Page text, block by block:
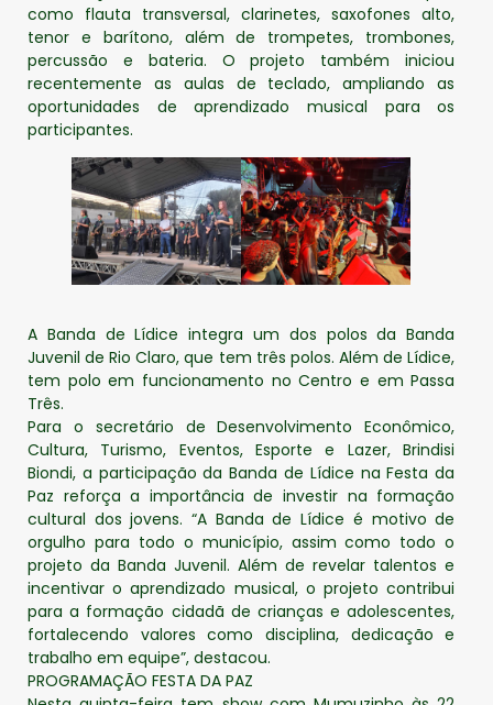
como flauta transversal, clarinetes, saxofones alto,
tenor e barítono, além de trompetes, trombones,
percussão e bateria. O projeto também iniciou
recentemente as aulas de teclado, ampliando as
oportunidades de aprendizado musical para os
participantes.
A Banda de Lídice integra um dos polos da Banda
Juvenil de Rio Claro, que tem três polos. Além de Lídice,
tem polo em funcionamento no Centro e em Passa
Três.
Para o secretário de Desenvolvimento Econômico,
Cultura, Turismo, Eventos, Esporte e Lazer, Brindisi
Biondi, a participação da Banda de Lídice na Festa da
Paz reforça a importância de investir na formação
cultural dos jovens. “A Banda de Lídice é motivo de
orgulho para todo o município, assim como todo o
projeto da Banda Juvenil. Além de revelar talentos e
incentivar o aprendizado musical, o projeto contribui
para a formação cidadã de crianças e adolescentes,
fortalecendo valores como disciplina, dedicação e
trabalho em equipe”, destacou.
PROGRAMAÇÃO FESTA DA PAZ